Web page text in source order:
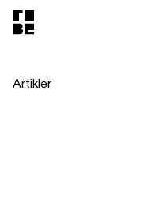
Artikler